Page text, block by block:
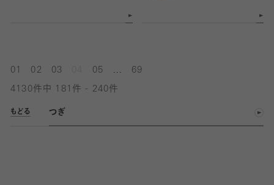
01 02 03 05 69
4130件中 181件 - 240件
もどる つぎ